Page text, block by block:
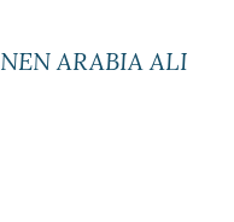
ARABIA ALI